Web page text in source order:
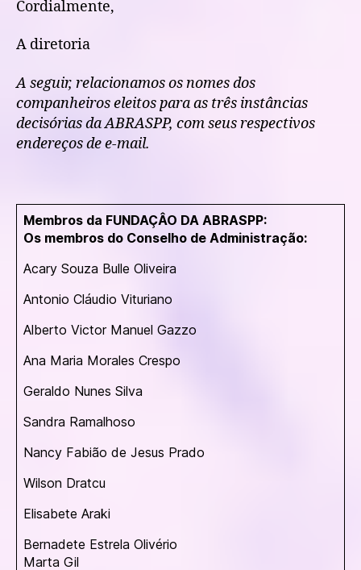
Cordialmente,
A diretoria
A seguir, relacionamos os nomes dos
companheiros eleitos para as três instâncias
decisórias da ABRASPP, com seus respectivos
endereços de e-mail.
Membros da FUNDAÇÂO DA ABRASPP:
Os membros do Conselho de Administração:
Acary Souza Bulle Oliveira
Antonio Cláudio Vituriano
Alberto Victor Manuel Gazzo
Ana Maria Morales Crespo
Geraldo Nunes Silva
Sandra Ramalhoso
Nancy Fabião de Jesus Prado
Wilson Dratcu
Elisabete Araki
Bernadete Estrela Olivério
Marta Gil